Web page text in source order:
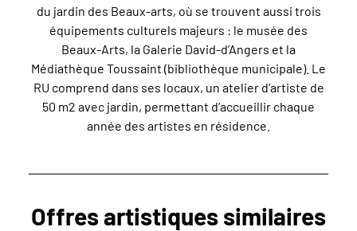
du jardin des Beaux-arts, où se trouvent aussi trois
équipements culturels majeurs : le musée des
Beaux-Arts, la Galerie David-d’Angers et la
Médiathèque Toussaint (bibliothèque municipale). Le
RU comprend dans ses locaux, un atelier d’artiste de
50 m2 avec jardin, permettant d’accueillir chaque
année des artistes en résidence.
Offres artistiques similaires